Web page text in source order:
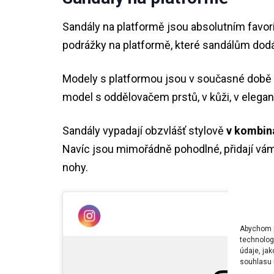
Abychom
údaje,
souhlasu
Sandály na platformě jsou absolutním
podrážky na platformě, které sandálům
Modely s platformou jsou v současné
model s oddělovačem prstů, v kůži, v
Sandály vypadají obzvlášť stylově v
Navíc jsou mimořádně pohodlné, přidají
nohy.